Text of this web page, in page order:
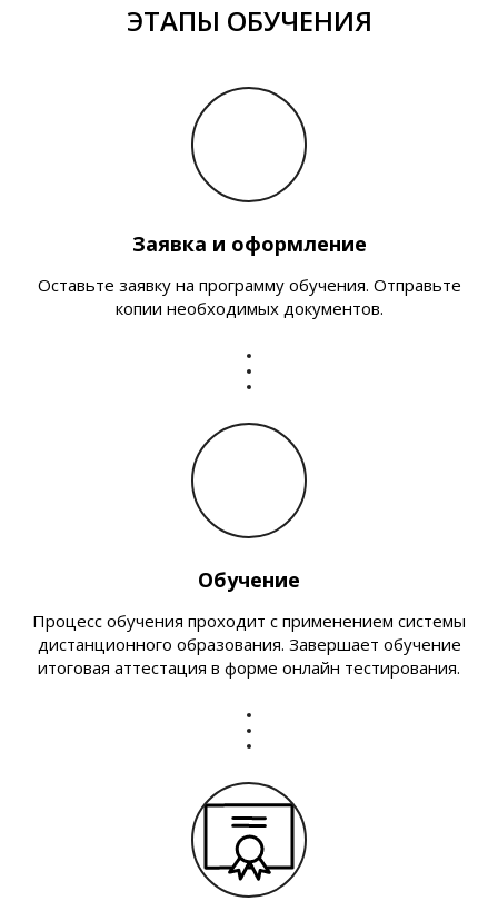
ЭТАПЫ ОБУЧЕНИЯ
Заявка и оформление
Оставьте заявку на программу обучения. Отправьте
копии необходимых документов.
Обучение
Процесс обучения проходит с применением системы
дистанционного образования. Завершает обучение
итоговая аттестация в форме онлайн тестирования.